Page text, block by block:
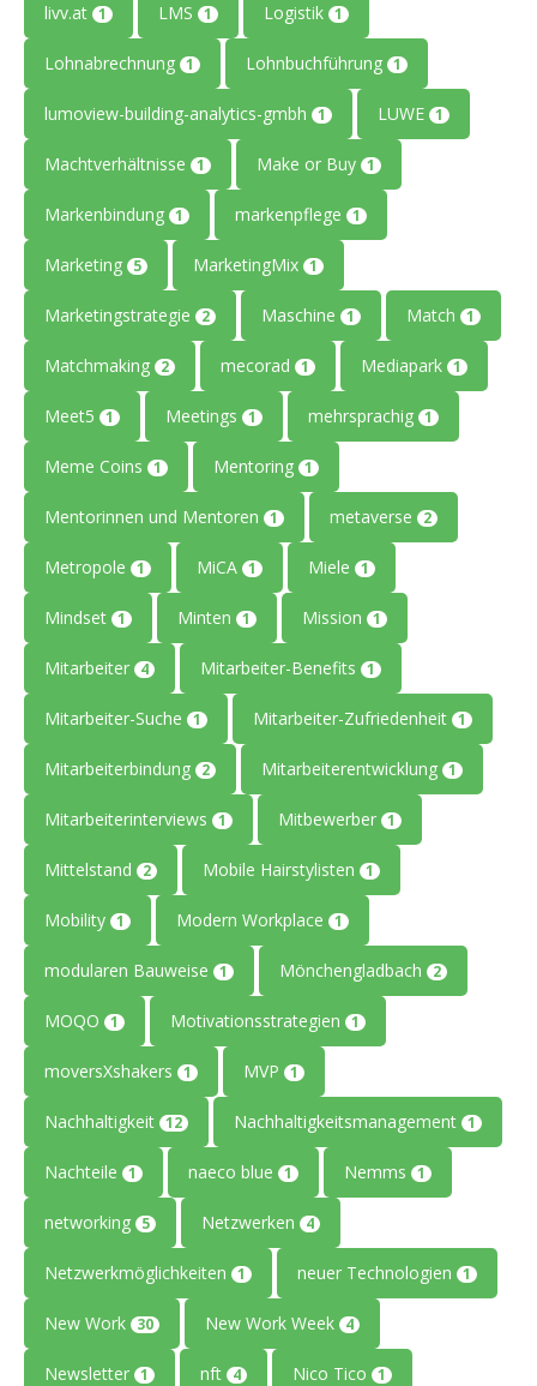
livv.at 1 LMS 1 Logistik 1
Lohnabrechnung 1 Lohnbuchführung 1
lumoview-building-analytics-gmbh 1 LUWE 1
Machtverhältnisse 1 Make or Buy 1
Markenbindung 1 markenpflege 1
Marketing 5 MarketingMix 1
Marketingstrategie 2 Maschine 1 Match 1
Matchmaking 2 mecorad 1 Mediapark 1
Meet5 1 Meetings 1 mehrsprachig 1
Meme Coins 1 Mentoring 1
Mentorinnen und Mentoren 1 metaverse 2
Metropole 1 MiCA 1 Miele 1
Mindset 1 Minten 1 Mission 1
Mitarbeiter 4 Mitarbeiter-Benefits 1
Mitarbeiter-Suche 1 Mitarbeiter-Zufriedenheit 1
Mitarbeiterbindung 2 Mitarbeiterentwicklung 1
Mitarbeiterinterviews 1 Mitbewerber 1
Mittelstand 2 Mobile Hairstylisten 1
Mobility 1 Modern Workplace 1
modularen Bauweise 1 Mönchengladbach 2
MOQO 1 Motivationsstrategien 1
moversXshakers 1 MVP 1
Nachhaltigkeit 12 Nachhaltigkeitsmanagement 1
Nachteile 1 naeco blue 1 Nemms 1
networking 5 Netzwerken 4
Netzwerkmöglichkeiten 1 neuer Technologien 1
New Work 30 New Work Week 4
Newsletter 1 nft 4 Nico Tico 1